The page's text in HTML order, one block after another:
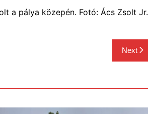
a pálya közepén. Fotó: Ács Zsolt Jr.
Next